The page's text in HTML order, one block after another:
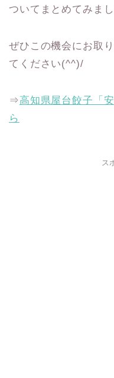
ついてまとめてみまし
ぜひこの機会にお取
てください(^^)/
⇒高知県屋台餃子「
ら
ス